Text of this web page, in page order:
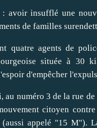
quatre agents de
située à 30
d'empêcher
au numéro 3 de la rue
citoyen
appelé "15 M").